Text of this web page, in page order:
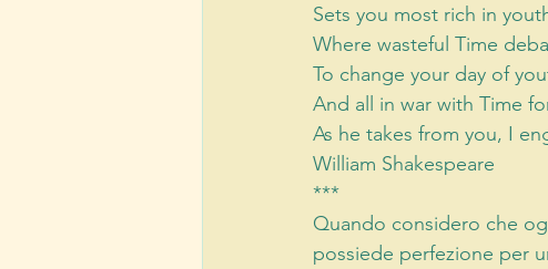
Sets you most rich in
Where wasteful Time
To change your day of
And all in war with Time
As he takes from you, I
William Shakespeare
***
Quando considero che
possiede perfezione per